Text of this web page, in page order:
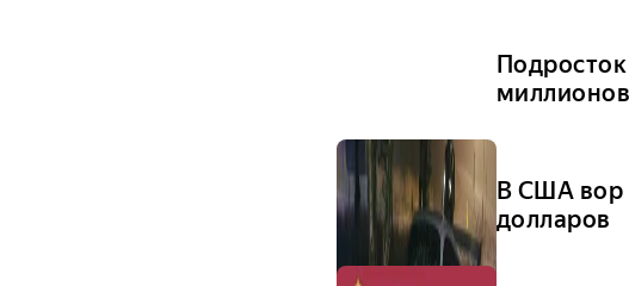
Подросток
В США вор
долларов